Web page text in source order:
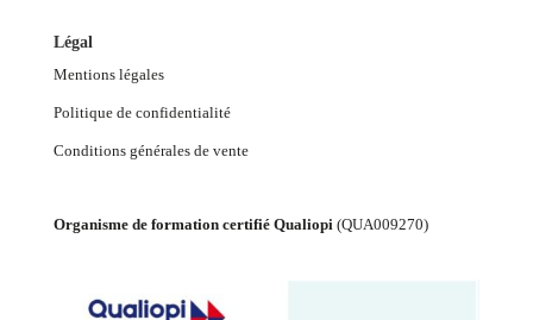
Légal
Mentions légales
Politique de confidentialité
Conditions générales de vente
Organisme de formation certifié Qualiopi(QUA009270)